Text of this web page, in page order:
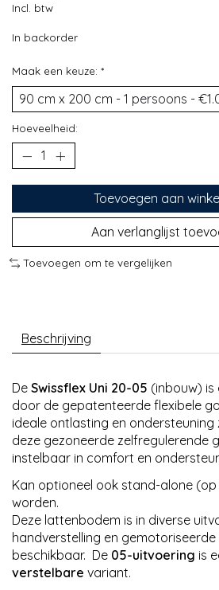
Incl. btw
In backorder
Maak een keuze: *
Hoeveelheid:
Toevoegen aan
Aan verlanglijst
Toevoegen om te vergelijken
Beschrijving
De Swissflex Uni 20-05 (inbouw)
door de gepatenteerde flexibele
ideale ontlasting en
deze gezoneerde zelfregulerende
instelbaar in comfort en
Kan optioneel ook stand-alone
worden.
Deze lattenbodem is in diverse
handverstelling en
beschikbaar. De 05-uitvoering is
verstelbare variant.